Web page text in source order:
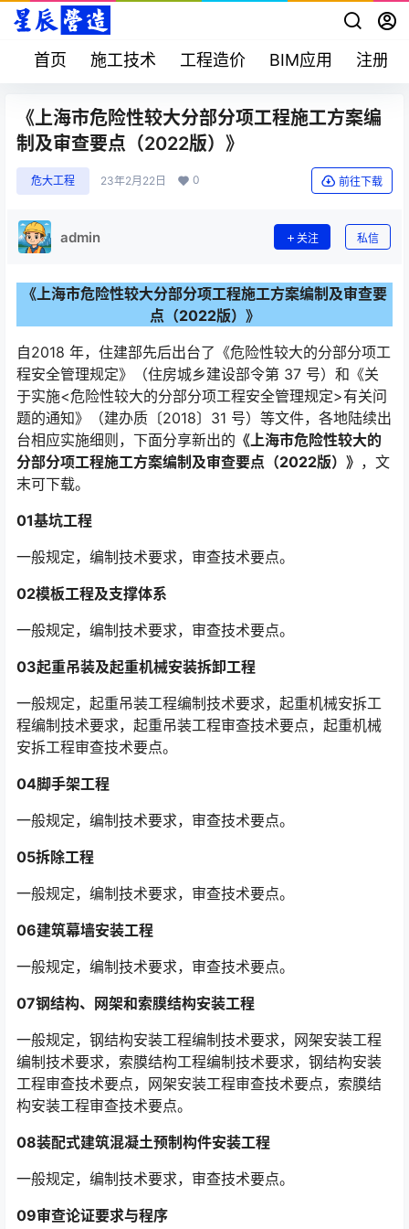
首页 施工技术 工程造价 BIM应用 注册考
《上海市危险性较大分部分项工程施工方案编
制及审查要点（2022版）》
危大工程 23年2月22日 0 前往下载
admin 关注 私信
《上海市危险性较大分部分项工程施工方案编制及审查要
点（2022版）》
自2018 年，住建部先后出台了《危险性较大的分部分项工
程安全管理规定》（住房城乡建设部令第 37 号）和《关
于实施<危险性较大的分部分项工程安全管理规定>有关问
题的通知》（建办质〔2018〕31 号）等文件，各地陆续出
台相应实施细则，下面分享新出的 《上海市危险性较大的
分部分项工程施工方案编制及审查要点（2022版）》 ，文
末可下载。
01基坑工程
一般规定，编制技术要求，审查技术要点。
02模板工程及支撑体系
一般规定，编制技术要求，审查技术要点。
03起重吊装及起重机械安装拆卸工程
一般规定，起重吊装工程编制技术要求，起重机械安拆工
程编制技术要求，起重吊装工程审查技术要点，起重机械
安拆工程审查技术要点。
04脚手架工程
一般规定，编制技术要求，审查技术要点。
05拆除工程
一般规定，编制技术要求，审查技术要点。
06建筑幕墙安装工程
一般规定，编制技术要求，审查技术要点。
07钢结构、网架和索膜结构安装工程
一般规定，钢结构安装工程编制技术要求，网架安装工程
编制技术要求，索膜结构工程编制技术要求，钢结构安装
工程审查技术要点，网架安装工程审查技术要点，索膜结
构安装工程审查技术要点。
08装配式建筑混凝土预制构件安装工程
一般规定，编制技术要求，审查技术要点。
09审查论证要求与程序